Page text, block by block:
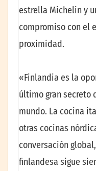
estrella Michelin y
compromiso con el
proximidad.
«Finlandia es la
último gran secreto
mundo. La cocina
otras cocinas
conversación
finlandesa sigue